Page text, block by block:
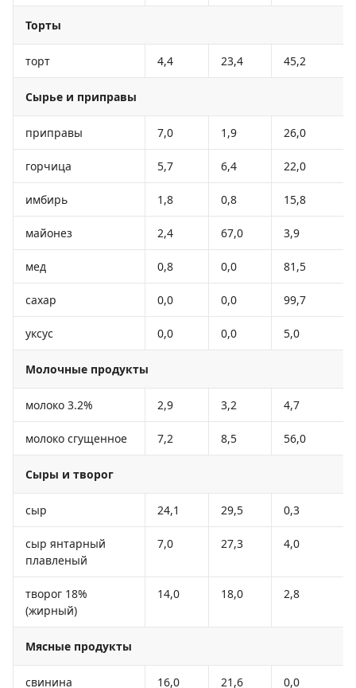
Торты
торт 4,4 23,4 45,2
Сырье и приправы
приправы 7,0 1,9 26,0
горчица 5,7 6,4 22,0
имбирь 1,8 0,8 15,8
майонез 2,4 67,0 3,9
мед 0,8 0,0 81,5
сахар 0,0 0,0 99,7
уксус 0,0 0,0 5,0
Молочные продукты
молоко 3.2% 2,9 3,2 4,7
молоко сгущенное 7,2 8,5 56,0
Сыры и творог
сыр 24,1 29,5 0,3
сыр янтарный
плавленый
7,0 27,3 4,0
творог 18%
(жирный)
14,0 18,0 2,8
Мясные продукты
свинина 16,0 21,6 0,0